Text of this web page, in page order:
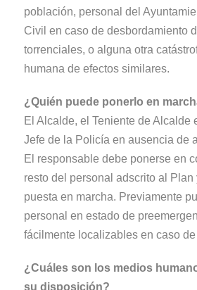
población, personal del
Civil en caso de desbordamiento
torrenciales, o alguna otra
humana de efectos similares.
¿Quién puede ponerlo en
El Alcalde, el Teniente de Alcalde
Jefe de la Policía en ausencia de
El responsable debe ponerse en
resto del personal adscrito al
puesta en marcha. Previamente
personal en estado de
fácilmente localizables en caso
¿Cuáles son los medios
su disposición?